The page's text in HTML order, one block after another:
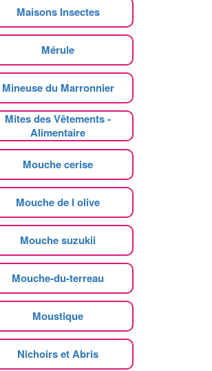
Maisons Insectes
Mérule
Mineuse du Marronnier
Mites des Vêtements -
Alimentaire
Mouche cerise
Mouche de l olive
Mouche suzukii
Mouche-du-terreau
Moustique
Nichoirs et Abris